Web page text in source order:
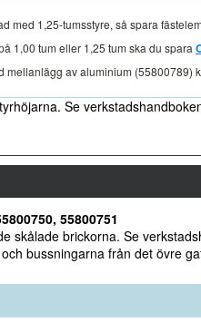
med 1,25-tumsstyre, så spara
1,00 tum eller 1,25 tum ska du spara
mellanlägg av aluminium (55800789)
Se
55800751
skålade brickorna. Se
bussningarna från det övre